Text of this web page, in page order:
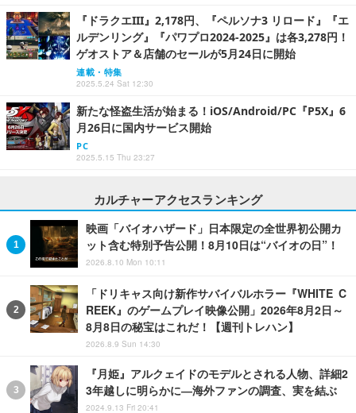
『ドラクエIII』2,178円、『ペルソナ3 リロード』『エ
ルデンリング』『パワプロ2024-2025』は各3,278円！
ゲオストア＆店舗のセールが5月24日に開始
連載・特集
2025.5.24 Sat 12:30
新たな怪盗生活が始まる！iOS/Android/PC『P5X』6
月26日に国内サービス開始
PC
2025.5.15 Thu 23:27
カルチャーアクセスランキング
映画「バイオハザード」日本限定の全世界初公開カ
ット含む特別予告公開！8月10日は“バイオの日”！
2026.8.10 Mon 10:11
「ドリキャス向け新作サバイバルホラー『WHITE C
REEK』のゲームプレイ映像公開」2026年8月2日～
8月8日の秘宝はこれだ！【週刊トレハン】
2026.8.9 Sun 14:30
『月姫』アルクェイドのモデルとされる人物、詳細2
3年越しに明らかに―海外ファンの調査、実を結ぶ
2024.9.13 Fri 20:41